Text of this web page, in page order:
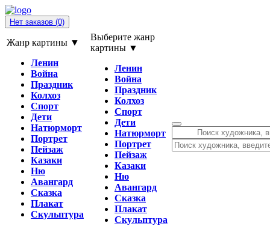
Нет заказов (0)
Жанр картины ▼
Ленин
Война
Праздник
Колхоз
Спорт
Дети
Натюрморт
Портрет
Пейзаж
Казаки
Ню
Авангард
Сказка
Плакат
Скульптура
Выберите жанр
картины ▼
Ленин
Война
Праздник
Колхоз
Спорт
Дети
Натюрморт
Портрет
Пейзаж
Казаки
Ню
Авангард
Сказка
Плакат
Скульптура